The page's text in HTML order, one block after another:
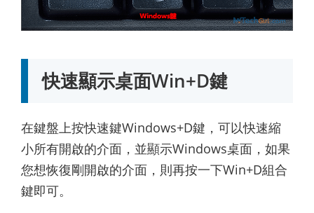
快速顯示桌面Win+D鍵
在鍵盤上按快速鍵Windows+D鍵，可以快速縮
小所有開啟的介面，並顯示Windows桌面，如果
您想恢復剛開啟的介面，則再按一下Win+D組合
鍵即可。